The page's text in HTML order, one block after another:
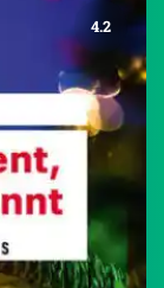
4.2